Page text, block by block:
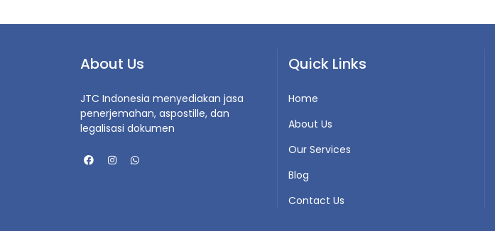
About Us
JTC Indonesia menyediakan jasa
penerjemahan, aspostille, dan
legalisasi dokumen
Quick Links
Home
About Us
Our Services
Blog
Contact Us